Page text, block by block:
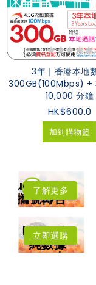
3年｜香港本地
300GB(100Mbps) +
10,000 分鐘
HK$600.0
加到購物籃
LuckySIM
攜號轉台
年卡費用低至每
了解更多
Lucky2
純數據
卡
立即選購